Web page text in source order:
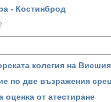
- Костинброд
колегия на
по две възражения
оценка от атестиране